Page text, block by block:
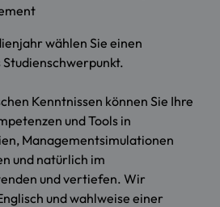
wählen Sie einen
Kenntnissen können Sie Ihre
und Tools in
Managementsimulationen
und natürlich im
und vertiefen. Wir
und wahlweise einer